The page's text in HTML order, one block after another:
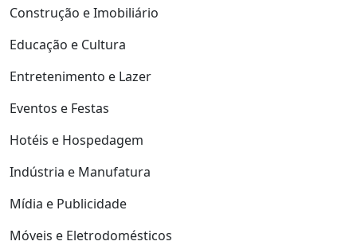
Construção e Imobiliário
Educação e Cultura
Entretenimento e Lazer
Eventos e Festas
Hotéis e Hospedagem
Indústria e Manufatura
Mídia e Publicidade
Móveis e Eletrodomésticos